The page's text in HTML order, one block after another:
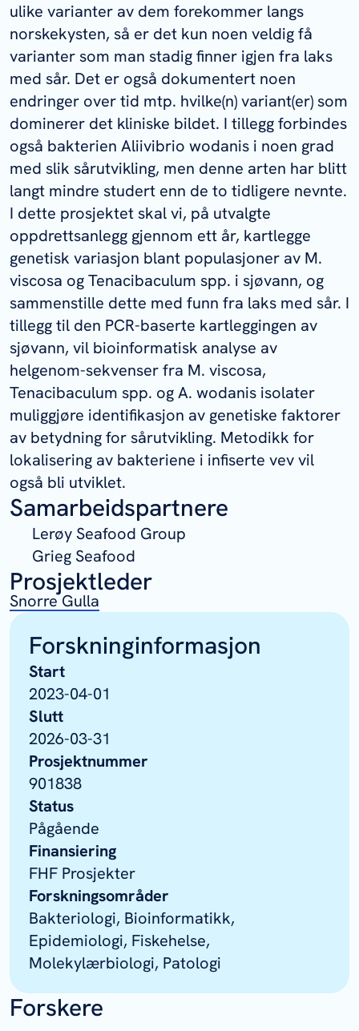
ulike varianter av dem forekommer langs
norskekysten, så er det kun noen veldig få
varianter som man stadig finner igjen fra laks
med sår. Det er også dokumentert noen
endringer over tid mtp. hvilke(n) variant(er) som
dominerer det kliniske bildet. I tillegg forbindes
også bakterien Aliivibrio wodanis i noen grad
med slik sårutvikling, men denne arten har blitt
langt mindre studert enn de to tidligere nevnte.
I dette prosjektet skal vi, på utvalgte
oppdrettsanlegg gjennom ett år, kartlegge
genetisk variasjon blant populasjoner av M.
viscosa ogTenacibaculum spp. i sjøvann, og
sammenstille dette med funn fra laks med sår. I
tillegg til den PCR-baserte kartleggingen av
sjøvann, vil bioinformatisk analyse av
helgenom-sekvenser fra M. viscosa,
Tenacibaculum spp. ogA. wodanis isolater
muliggjøre identifikasjon av genetiske faktorer
av betydning for sårutvikling. Metodikk for
lokalisering av bakteriene i infiserte vev vil
også bli utviklet.
Samarbeidspartnere
Lerøy Seafood Group
Grieg Seafood
Prosjektleder
Snorre Gulla
Forskninginformasjon
Start
2023-04-01
Slutt
2026-03-31
Prosjektnummer
901838
Status
Pågående
Finansiering
FHF Prosjekter
Forskningsområder
Bakteriologi, Bioinformatikk,
Epidemiologi, Fiskehelse,
Molekylærbiologi, Patologi
Forskere